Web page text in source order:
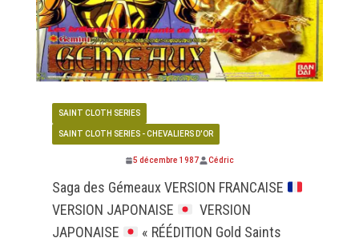
SAINT CLOTH SERIES
SAINT CLOTH SERIES - CHEVALIERS D'OR
5 décembre 1987 Cédric
Saga des Gémeaux VERSION FRANCAISE
VERSION JAPONAISE
VERSION
JAPONAISE
« RÉÉDITION Gold Saints